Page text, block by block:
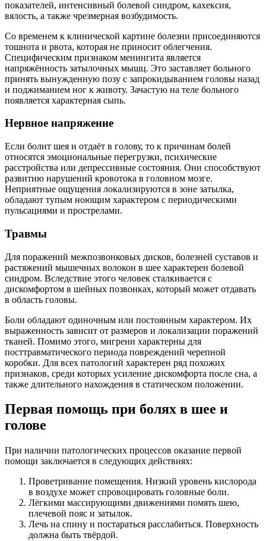
показателей, интенсивный болевой синдром, кахексия,
вялость, а также чрезмерная возбудимость.
Со временем к клинической картине болезни присоединяются
тошнота и рвота, которая не приносит облегчения.
Специфическим признаком менингита является
напряжённость затылочных мышц. Это заставляет больного
принять вынужденную позу с запрокидыванием головы назад
и поджиманием ног к животу. Зачастую на теле больного
появляется характерная сыпь.
Нервное напряжение
Если болит шея и отдаёт в голову, то к причинам болей
относятся эмоциональные перегрузки, психические
расстройства или депрессивные состояния. Они способствуют
развитию нарушений кровотока в головном мозге.
Неприятные ощущения локализируются в зоне затылка,
обладают тупым ноющим характером с периодическими
пульсациями и прострелами.
Травмы
Для поражений межпозвонковых дисков, болезней суставов и
растяжений мышечных волокон в шее характерен болевой
синдром. Вследствие этого человек сталкивается с
дискомфортом в шейных позвонках, который может отдавать
в область головы.
Боли обладают одиночным или постоянным характером. Их
выраженность зависит от размеров и локализации поражений
тканей. Помимо этого, мигрени характерны для
посттравматического периода повреждений черепной
коробки. Для всех патологий характерен ряд похожих
признаков, среди которых усиление дискомфорта после сна, а
также длительного нахождения в статическом положении.
Первая помощь при болях в шее и
голове
При наличии патологических процессов оказание первой
помощи заключается в следующих действиях:
Проветривание помещения. Низкий уровень кислорода
в воздухе может спровоцировать головные боли.
Лёгкими массирующими движениями помять шею,
плечевой пояс и затылок.
Лечь на спину и постараться расслабиться. Поверхность
должна быть твёрдой.